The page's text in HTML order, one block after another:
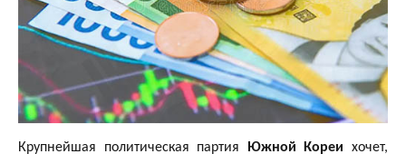
Крупнейшая политическая партия Южной Кореи хочет,